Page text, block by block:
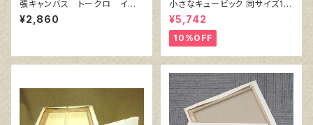
張キャンバス トークロ イエ
ロー 10号
¥2,860
小さなキュービック 同サイズ10
個組
¥5,742
10%OFF